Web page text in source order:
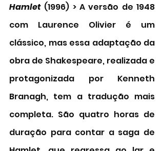
Hamlet (1996) > A versão de 1948
com Laurence Olivier é um
clássico, mas essa adaptação da
obra de Shakespeare, realizada e
protagonizada por Kenneth
Branagh, tem a tradução mais
completa. São quatro horas de
duração para contar a saga de